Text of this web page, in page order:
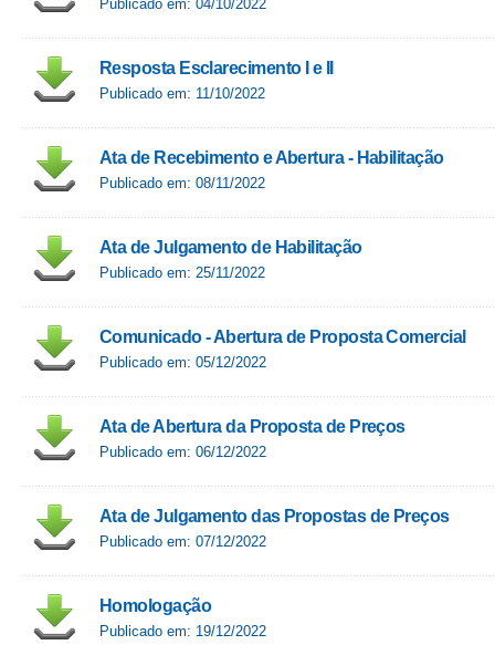
Publicado em: 04/10/2022
Resposta Esclarecimento I e II
Publicado em: 11/10/2022
Ata de Recebimento e Abertura - Habilitação
Publicado em: 08/11/2022
Ata de Julgamento de Habilitação
Publicado em: 25/11/2022
Comunicado - Abertura de Proposta Comercial
Publicado em: 05/12/2022
Ata de Abertura da Proposta de Preços
Publicado em: 06/12/2022
Ata de Julgamento das Propostas de Preços
Publicado em: 07/12/2022
Homologação
Publicado em: 19/12/2022